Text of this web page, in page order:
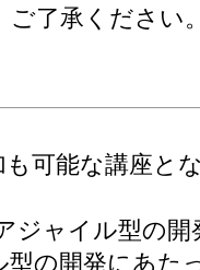
ご了承ください
可能な講座と
ジャイル型の
の開発にあた